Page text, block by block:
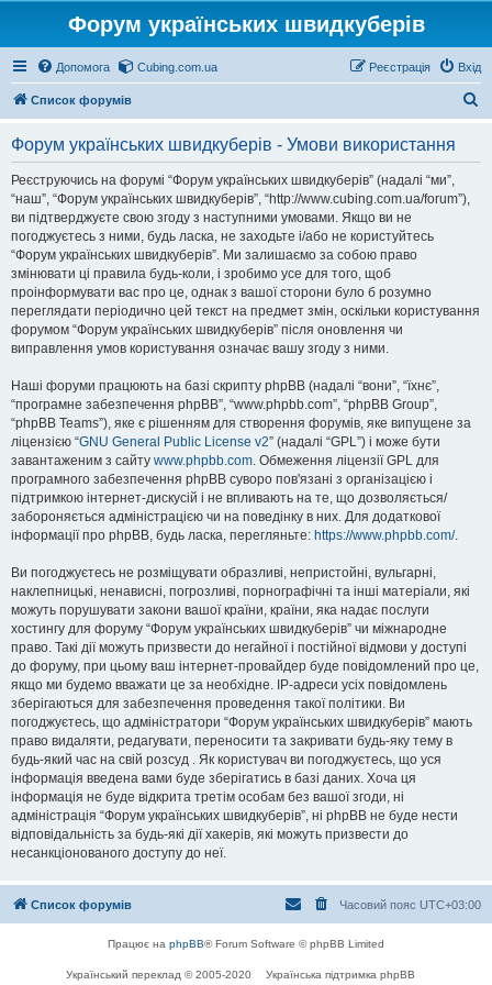
Форум українських швидкуберів
Допомога Cubing.com.ua Вхід
Реєстрація
Список форумів
Форум українських швидкуберів - Умови використання
Реєструючись на форумі “Форум українських швидкуберів” (надалі “ми”,
“наш”, “Форум українських швидкуберів”, “http://www.cubing.com.ua/forum”),
ви підтверджуєте свою згоду з наступними умовами. Якщо ви не
погоджуєтесь з ними, будь ласка, не заходьте і/або не користуйтесь
“Форум українських швидкуберів”. Ми залишаємо за собою право
змінювати ці правила будь-коли, і зробимо усе для того, щоб
проінформувати вас про це, однак з вашої сторони було б розумно
переглядати періодично цей текст на предмет змін, оскільки користування
форумом “Форум українських швидкуберів” після оновлення чи
виправлення умов користування означає вашу згоду з ними.
Наші форуми працюють на базі скрипту phpBB (надалі “вони”, “їхнє”,
“програмне забезпечення phpBB”, “www.phpbb.com”, “phpBB Group”,
“phpBB Teams”), яке є рішенням для створення форумів, яке випущене за
ліцензією “GNU General Public License v2” (надалі “GPL”) і може бути
завантаженим з сайту www.phpbb.com. Обмеження ліцензії GPL для
програмного забезпечення phpBB суворо пов'язані з організацією і
підтримкою інтернет-дискусій і не впливають на те, що дозволяється/
забороняється адміністрацією чи на поведінку в них. Для додаткової
інформації про phpBB, будь ласка, перегляньте: https://www.phpbb.com/.
Ви погоджуєтесь не розміщувати образливі, непристойні, вульгарні,
наклепницькі, ненависні, погрозливі, порнографічні та інші матеріали, які
можуть порушувати закони вашої країни, країни, яка надає послуги
хостингу для форуму “Форум українських швидкуберів” чи міжнародне
право. Такі дії можуть призвести до негайної і постійної відмови у доступі
до форуму, при цьому ваш інтернет-провайдер буде повідомлений про це,
якщо ми будемо вважати це за необхідне. IP-адреси усіх повідомлень
зберігаються для забезпечення проведення такої політики. Ви
погоджуєтесь, що адміністратори “Форум українських швидкуберів” мають
право видаляти, редагувати, переносити та закривати будь-яку тему в
будь-який час на свій розсуд . Як користувач ви погоджуєтесь, що уся
інформація введена вами буде зберігатись в базі даних. Хоча ця
інформація не буде відкрита третім особам без вашої згоди, ні
адміністрація “Форум українських швидкуберів”, ні phpBB не буде нести
відповідальність за будь-які дії хакерів, які можуть призвести до
несанкціонованого доступу до неї.
Список форумів Часовий пояс UTC+03:00
Працює на phpBB® Forum Software © phpBB Limited
Український переклад © 2005-2020 Українська підтримка phpBB